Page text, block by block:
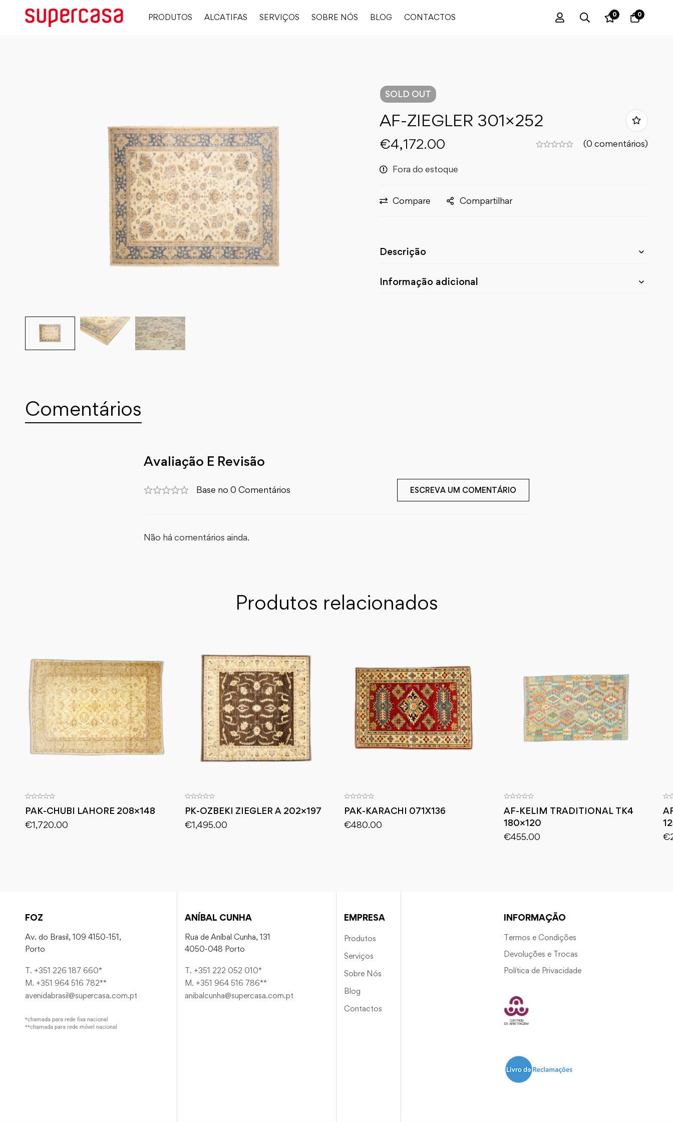
PRODUTOS ALCATIFAS SERVIÇOS SOBRE NÓS BLOG CONTACTOS 0 0
SOLD OUT
AF-ZIEGLER 301×252
€4,172.00 (0 comentários)
Fora do estoque
Compare Compartilhar
Descrição
Informação adicional
Comentários
Avaliação E Revisão
Base no 0 Comentários ESCREVA UM COMENTÁRIO
Não há comentários ainda.
Produtos relacionados
PAK-CHUBI LAHORE 208×148
€1,720.00
PK-OZBEKI ZIEGLER A 202×197
€1,495.00
PAK-KARACHI 071X136
€480.00
AF-KELIM TRADITIONAL TK4
180×120
€455.00
€
FOZ
Av. do Brasil, 109 4150-151,
Porto
T. +351 226 187 660*
M. +351 964 516 782**
avenidabrasil@supercasa.com.pt
*chamada para rede fixa nacional
**chamada para rede móvel nacional
ANÍBAL CUNHA
Rua de Aníbal Cunha, 131
4050-048 Porto
T. +351 222 052 010*
M. +351 964 516 786**
anibalcunha@supercasa.com.pt
EMPRESA
Produtos
Serviços
Sobre Nós
Blog
Contactos
INFORMAÇÃO
Termos e Condições
Devoluções e Trocas
Política de Privacidade